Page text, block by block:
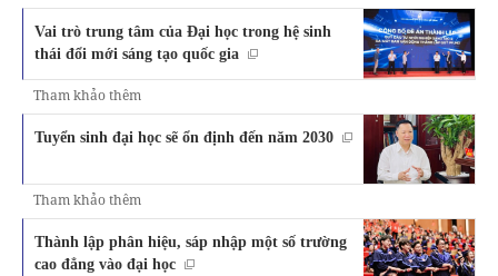
Vai trò trung tâm của Đại học trong hệ sinh
thái đổi mới sáng tạo quốc gia
Tham khảo thêm
Tuyển sinh đại học sẽ ổn định đến năm 2030
Tham khảo thêm
Thành lập phân hiệu, sáp nhập một số trường
cao đẳng vào đại học